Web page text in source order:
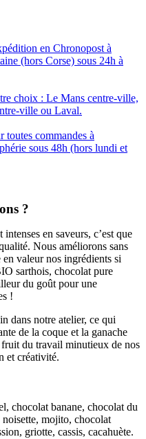
en Chronopost à
(hors Corse) sous 24h à
choix : Le Mans centre-ville,
ville ou Laval.
commandes à
sous 48h (hors lundi et
?
en saveurs, c’est que
Nous améliorons sans
en valeur nos ingrédients si
sarthois, chocolat pure
du goût pour une
!
dans notre atelier, ce qui
de la coque et la ganache
du travail minutieux de nos
et créativité.
chocolat banane, chocolat du
mojito, chocolat
griotte, cassis, cacahuète.